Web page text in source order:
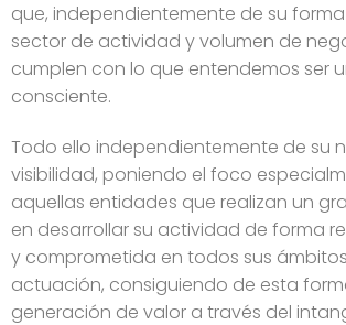
que, independientemente de su
sector de actividad y volumen de
cumplen con lo que entendemos ser
consciente.
Todo ello independientemente de su
visibilidad, poniendo el foco
aquellas entidades que realizan un
en desarrollar su actividad de forma
y comprometida en todos sus
actuación, consiguiendo de esta
generación de valor a través del